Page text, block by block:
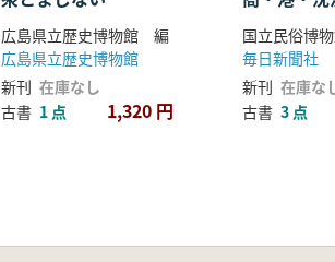
広島県立歴史博物館 編
広島県立歴史博物館
新刊 在庫なし
古書 1 点 1,320 円
国立民俗博
毎日新聞社
新刊 在庫な
古書 3 点